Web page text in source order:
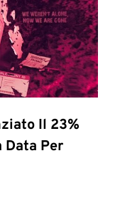
Il 23%
Data Per